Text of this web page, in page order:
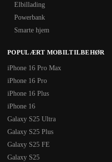
Elbillading
Powerbank
Smarte hjem
POPULÆRT MOBILTILBEHØR
iPhone 16 Pro Max
iPhone 16 Pro
iPhone 16 Plus
iPhone 16
Galaxy S25 Ultra
Galaxy S25 Plus
Galaxy S25 FE
Galaxy S25